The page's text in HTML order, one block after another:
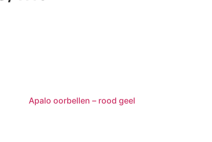
Apalo oorbellen – rood geel